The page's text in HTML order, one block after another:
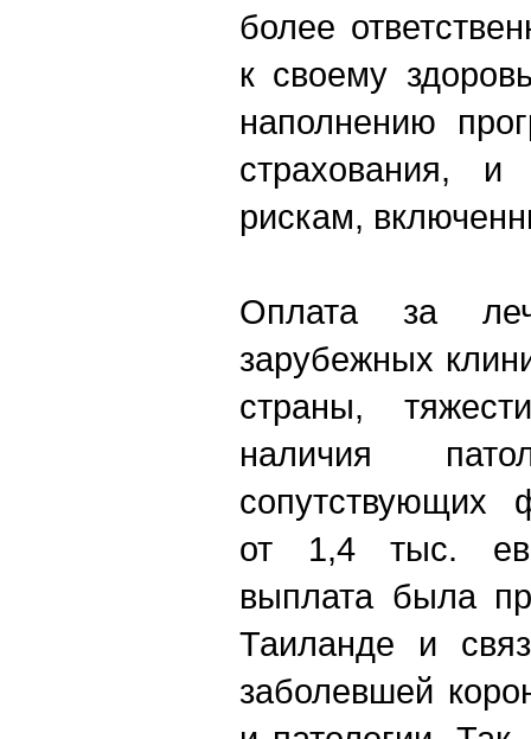
более
к своему
наполнению
страхования,
рискам,
Оплата за
зарубежных
страны,
наличия
сопутствующих
от 1,4 тыс.
выплата была
Таиланде и
заболевшей